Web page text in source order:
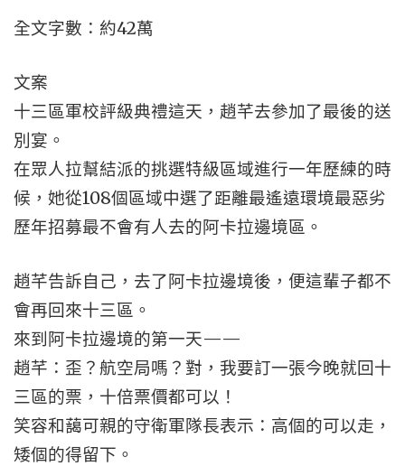
全文字數：約42萬
文案
十三區軍校評級典禮這天，趙芊去參加了最後的送
別宴。
在眾人拉幫結派的挑選特級區域進行一年歷練的時
候，她從108個區域中選了距離最遙遠環境最惡劣
歷年招募最不會有人去的阿卡拉邊境區。
趙芊告訴自己，去了阿卡拉邊境後，便這輩子都不
會再回來十三區。
來到阿卡拉邊境的第一天——
趙芊：歪？航空局嗎？對，我要訂一張今晚就回十
三區的票，十倍票價都可以！
笑容和藹可親的守衛軍隊長表示：高個的可以走，
矮個的得留下。